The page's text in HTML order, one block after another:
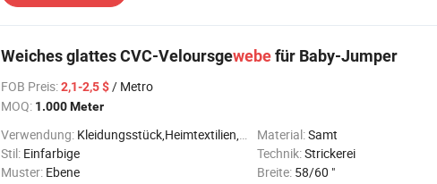
Weiches glattes CVC-Veloursgewebefür Baby-Jumper
FOB Preis:2,1-2,5 $/ Metro
MOQ: 1.000 Meter
Verwendung: Kleidungsstück,Heimtextilien,Dekoration Material:Samt
Stil: Einfarbige Technik:Strickerei
Muster: Ebene Breite: 58/60 "